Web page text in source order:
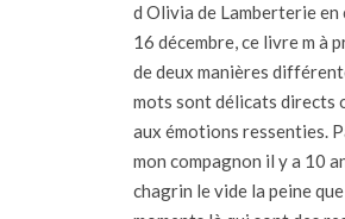
d Olivia de Lamberterie en
16 décembre, ce livre m à
de deux manières
mots sont délicats directs
aux émotions ressenties.
mon compagnon il y a 10
chagrin le vide la peine